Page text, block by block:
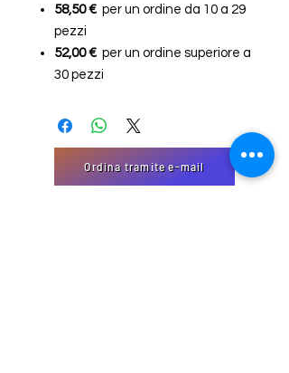
58,50 € per un ordine da 10 a 29
pezzi
52,00 € per un ordine superiore a
30 pezzi
Ordina tramite e-mail